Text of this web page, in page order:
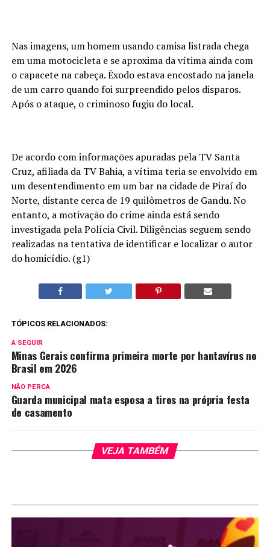
Nas imagens, um homem usando camisa listrada chega
em uma motocicleta e se aproxima da vítima ainda com
o capacete na cabeça. Êxodo estava encostado na janela
de um carro quando foi surpreendido pelos disparos.
Após o ataque, o criminoso fugiu do local.
De acordo com informações apuradas pela TV Santa
Cruz, afiliada da TV Bahia, a vítima teria se envolvido em
um desentendimento em um bar na cidade de Piraí do
Norte, distante cerca de 19 quilômetros de Gandu. No
entanto, a motivação do crime ainda está sendo
investigada pela Polícia Civil. Diligências seguem sendo
realizadas na tentativa de identificar e localizar o autor
do homicídio. (g1)
TÓPICOS RELACIONADOS:
A SEGUIR
Minas Gerais confirma primeira morte por hantavírus no
Brasil em 2026
NÃO PERCA
Guarda municipal mata esposa a tiros na própria festa
de casamento
VEJA TAMBÉM